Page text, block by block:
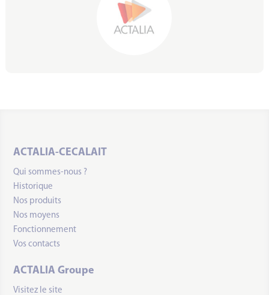
ACTALIA-CECALAIT
Qui sommes-nous ?
Historique
Nos produits
Nos moyens
Fonctionnement
Vos contacts
ACTALIA Groupe
Visitez le site